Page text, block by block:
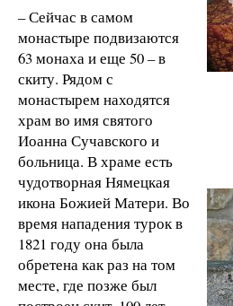
– Сейчас в самом
монастыре подвизаются
63 монаха и еще 50 – в
скиту. Рядом с
монастырем находятся
храм во имя святого
Иоанна Сучавского и
больница. В храме есть
чудотворная Нямецкая
икона Божией Матери. Во
время нападения турок в
1821 году она была
обретена как раз на том
месте, где позже был